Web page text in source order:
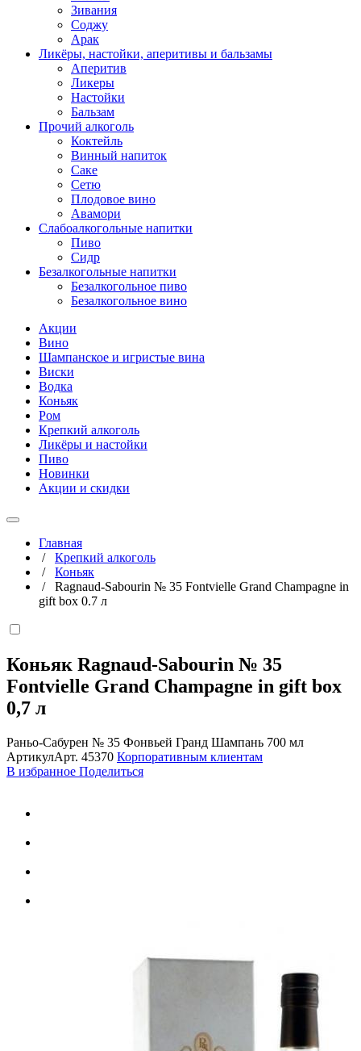
Зивания
Соджу
Арак
Ликёры, настойки, аперитивы и бальзамы
Аперитив
Ликеры
Настойки
Бальзам
Прочий алкоголь
Коктейль
Винный напиток
Саке
Сетю
Плодовое вино
Авамори
Слабоалкогольные напитки
Пиво
Сидр
Безалкогольные напитки
Безалкогольное пиво
Безалкогольное вино
Акции
Вино
Шампанское и игристые вина
Виски
Водка
Коньяк
Ром
Крепкий алкоголь
Ликёры и настойки
Пиво
Новинки
Акции и скидки
Главная
/ Крепкий алкоголь
/ Коньяк
/ Ragnaud-Sabourin № 35 Fontvielle Grand Champagne in
gift box 0.7 л
Коньяк Ragnaud-Sabourin № 35
Fontvielle Grand Champagne in gift box
0,7 л
Раньо-Сабурен № 35 Фонвьей Гранд Шампань 700 мл
АртикулАрт. 45370 Корпоративным клиентам
В избранное Поделиться